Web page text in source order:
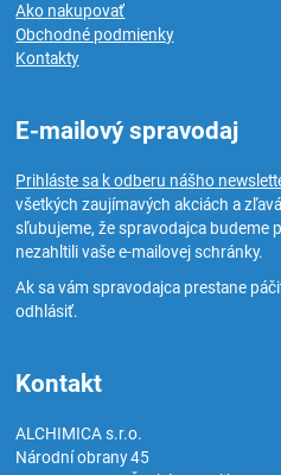
Ako nakupovať
Obchodné podmienky
Kontakty
E-mailový spravodaj
Prihláste sa k odberu nášho
všetkých zaujímavých akciách a
sľubujeme, že spravodajca budeme
nezahltili vaše e-mailovej schránky.
Ak sa vám spravodajca prestane
odhlásiť.
Kontakt
ALCHIMICA s.r.o.
Národní obrany 45